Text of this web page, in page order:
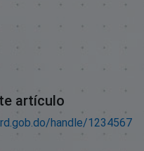
artículo
handle/1234567